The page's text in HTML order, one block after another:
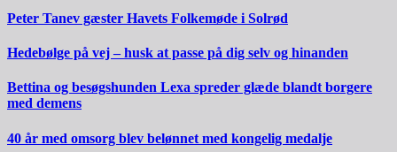
Peter Tanev gæster Havets Folkemøde i Solrød
Hedebølge på vej – husk at passe på dig selv og hinanden
Bettina og besøgshunden Lexa spreder glæde blandt borgere
med demens
40 år med omsorg blev belønnet med kongelig medalje